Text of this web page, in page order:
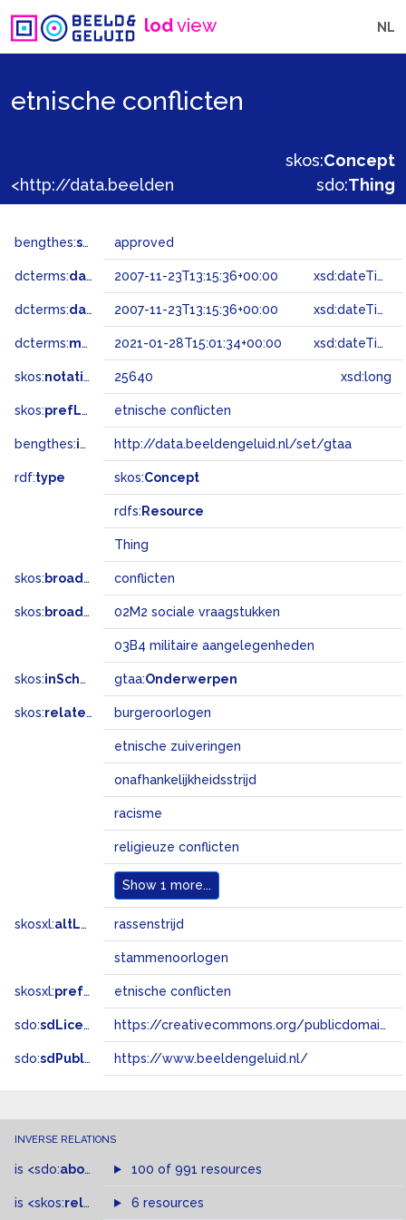
lodview NL
etnische conflicten
skos:Concept
sdo:Thing
bengthes:status approved
dcterms:dateAccepted 2007-11-23T13:15:36+00:00 xsd:dateTime
dcterms:dateSubmitted 2007-11-23T13:15:36+00:00 xsd:dateTime
dcterms:modified 2021-01-28T15:01:34+00:00 xsd:dateTime
skos:notation 25640 xsd:long
skos:prefLabel etnische conflicten
bengthes:inSet http://data.beeldengeluid.nl/set/gtaa
rdf:type skos:Concept
rdfs: Resource
Thing
skos: broader conflicten
skos: broadMatch 02M2 sociale vraagstukken
03B4 militaire aangelegenheden
skos:inScheme gtaa:Onderwerpen
skos:related burgeroorlogen
etnische zuiveringen
onafhankelijkheidsstrijd
racisme
religieuze conflicten
Show 1 more...
skosxl:altLabel rassenstrijd
stammenoorlogen
skosxl:prefLabel etnische conflicten
sdo:sdLicense https://creativecommons.org/publicdomain/zero/1.0/
sdo:sdPublisher https://www.beeldengeluid.nl/
INVERSE RELATIONS
is <sdo:about of 100 of 991 resources
is <skos:related > of
6 resources